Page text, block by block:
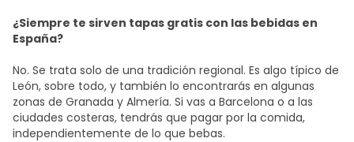
¿Siempre te sirven tapas gratis con las bebidas en
España?
No. Se trata solo de una tradición regional. Es algo típico de
León, sobre todo, y también lo encontrarás en algunas
zonas de Granada y Almería. Si vas a Barcelona o a las
ciudades costeras, tendrás que pagar por la comida,
independientemente de lo que bebas.